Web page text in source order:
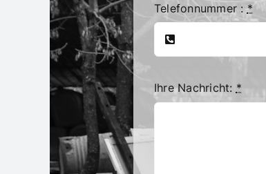
Telefonnummer :*
Ihre Nachricht: *